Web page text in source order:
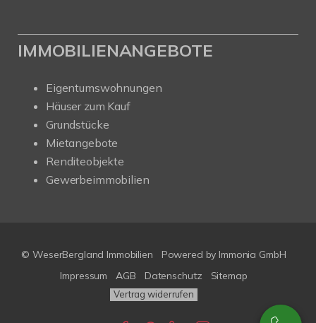
IMMOBILIENANGEBOTE
Eigentumswohnungen
Häuser zum Kauf
Grundstücke
Mietangebote
Renditeobjekte
Gewerbeimmobilien
© WeserBergland Immobilien Powered by Immonia GmbH
Impressum
AGB Datenschutz Sitemap
Vertrag widerrufen